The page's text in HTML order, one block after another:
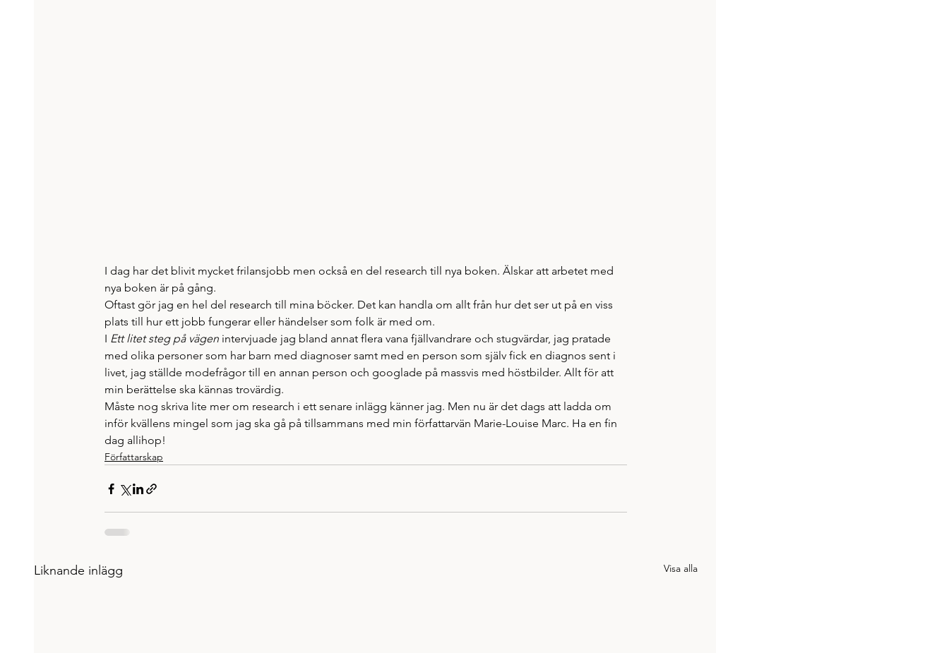
I dag har det blivit mycket frilansjobb men också en del research till nya boken. Älskar att arbetet med
nya boken är på gång.
Oftast gör jag en hel del research till mina böcker. Det kan handla om allt från hur det ser ut på en viss
plats till hur ett jobb fungerar eller händelser som folk är med om.
I Ett litet steg på vägen intervjuade jag bland annat flera vana fjällvandrare och stugvärdar, jag pratade
med olika personer som har barn med diagnoser samt med en person som själv fick en diagnos sent i
livet, jag ställde modefrågor till en annan person och googlade på massvis med höstbilder. Allt för att
min berättelse ska kännas trovärdig.
Måste nog skriva lite mer om research i ett senare inlägg känner jag. Men nu är det dags att ladda om
inför kvällens mingel som jag ska gå på tillsammans med min författarvän Marie-Louise Marc. Ha en fin
dag allihop!
Författarskap
Liknande inlägg Visa alla